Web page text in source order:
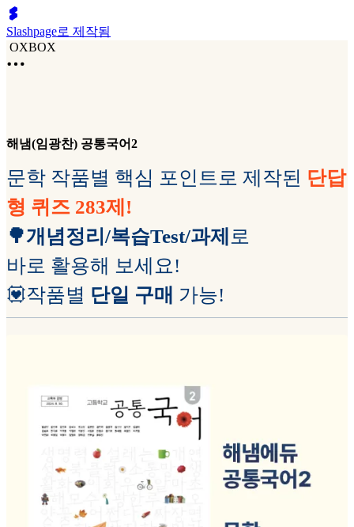
Slashpage로 제작됨
OXBOX
해냄(임광찬) 공통국어2
문학 작품별 핵심 포인트로 제작된 단답
형 퀴즈 283제!
🌳개념정리/복습Test/과제 로
바로 활용해 보세요!
💟작품별 단일 구매 가능!